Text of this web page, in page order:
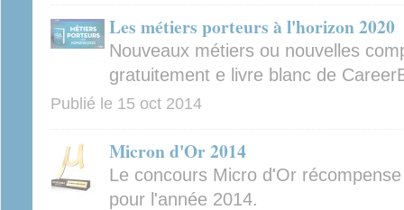
Les métiers porteurs à l'horizon 2020
Nouveaux métiers ou nouvelles
gratuitement e livre blanc de
Publié le 15 oct 2014
Micron d'Or 2014
Le concours Micro d'Or
pour l'année 2014.